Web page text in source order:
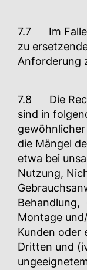
7.7 Im Falle
zu
Anforderung
7.8 Die
sind in
die Mängel
etwa bei
Nutzung,
Behandlung,
Montage
Kunden oder
Dritten und